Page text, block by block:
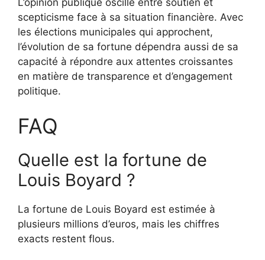
scepticisme face à sa situation financière. Avec
les élections municipales qui approchent,
l’évolution de sa fortune dépendra aussi de sa
capacité à répondre aux attentes croissantes
en matière de transparence et d’engagement
politique.
FAQ
Quelle est la fortune de
Louis Boyard ?
La fortune de Louis Boyard est estimée à
plusieurs millions d’euros, mais les chiffres
exacts restent flous.